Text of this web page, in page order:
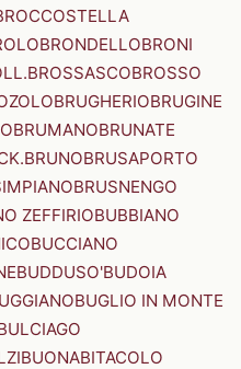
BRONDELLOBRONI
BROSSASCOBROSSO
BRUGHERIOBRUGINE
BRUMANOBRUNATE
BRUNOBRUSAPORTO
BRUSNENGO
ZEFFIRIOBUBBIANO
BUCCIANO
BUDDUSO'BUDOIA
BUGLIO IN MONTE
BUONABITACOLO